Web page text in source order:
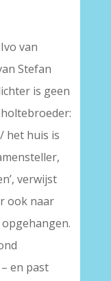
van
Stefan
is geen
het huis is
verwijst
ook naar
opgehangen.
en past